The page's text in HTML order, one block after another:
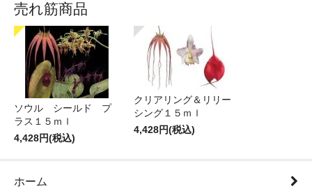
売れ筋商品
ソウル シールド プ
ラス１５ｍｌ
4,428円(税込)
クリアリング＆リリー
シング１５ｍｌ
4,428円(税込)
ホーム